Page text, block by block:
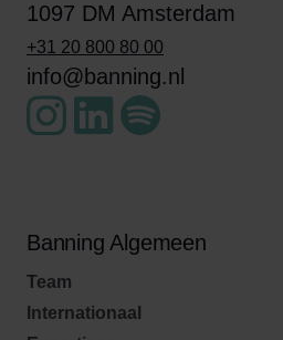
1097 DM Amsterdam
+31 20 800 80 00
info@banning.nl
Banning Algemeen
Team
Internationaal